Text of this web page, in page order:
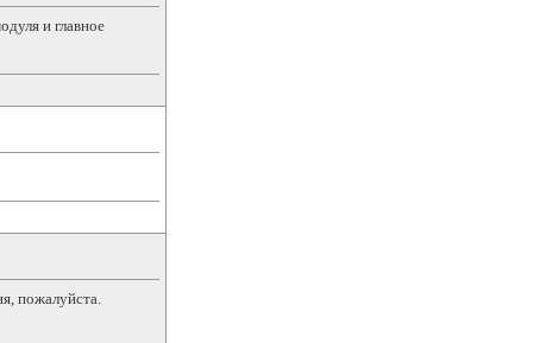
и главное
пожалуйста.